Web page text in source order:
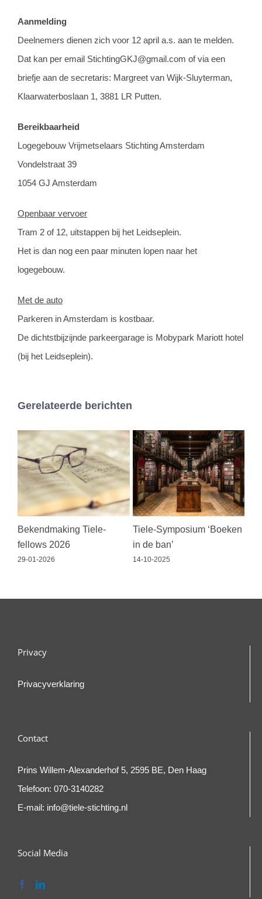
Aanmelding
Deelnemers dienen zich voor 12 april a.s. aan te melden.
Dat kan per email StichtingGKJ@gmail.com of via een
briefje aan de secretaris: Margreet van Wijk-Sluyterman,
Klaarwaterboslaan 1, 3881 LR Putten.
Bereikbaarheid
Logegebouw Vrijmetselaars Stichting Amsterdam
Vondelstraat 39
1054 GJ Amsterdam
Openbaar vervoer
Tram 2 of 12, uitstappen bij het Leidseplein.
Het is dan nog een paar minuten lopen naar het
logegebouw.
Met de auto
Parkeren in Amsterdam is kostbaar.
De dichtstbijzijnde parkeergarage is Mobypark Mariott hotel
(bij het Leidseplein).
Gerelateerde berichten
Bekendmaking Tiele-
fellows 2026
29-01-2026
Tiele-Symposium ‘Boeken
in de ban’
14-10-2025
Privacy
Privacyverklaring
Contact
Prins Willem-Alexanderhof 5, 2595 BE, Den Haag
Telefoon: 070-3140282
E-mail: info@tiele-stichting.nl
Social Media